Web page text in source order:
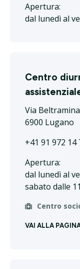
Apertura:
dal lunedì al
Centro
Via
6900 Lugano
+41 91 972 14
Apertura:
dal lunedì al
sabato dalle
Centro
VAI ALLA